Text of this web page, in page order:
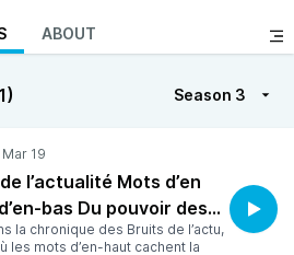
ABOUT
Season 3
l’actualité Mots d’en
bas Du pouvoir des
par le
la chronique des Bruits de l’actu,
les mots d’en-haut cachent la